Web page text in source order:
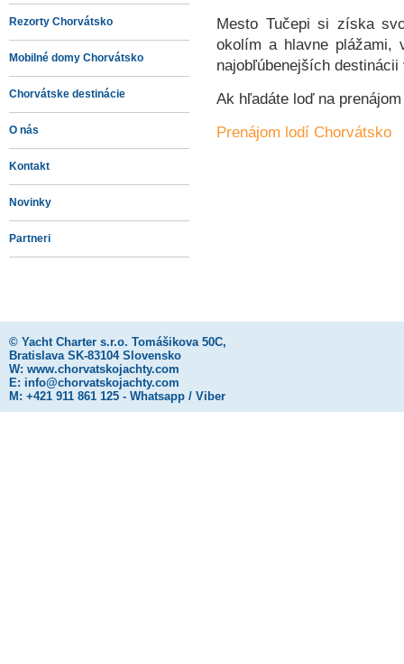
Rezorty Chorvátsko
Mobilné domy Chorvátsko
Chorvátske destinácie
O nás
Kontakt
Novinky
Partneri
Mesto Tučepi si získa
okolím a hlavne plážami,
najobľúbenejších
Ak hľadáte loď na
Prenájom lodí Chorvátsko
© Yacht Charter s.r.o. Tomášikova 50C,
Bratislava SK-83104 Slovensko
W: www.chorvatskojachty.com
E: info@chorvatskojachty.com
M: +421 911 861 125 - Whatsapp / Viber